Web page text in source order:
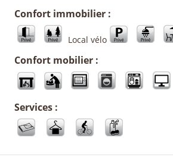
Confort immobilier :
Local vélo
Confort mobilier :
Services :